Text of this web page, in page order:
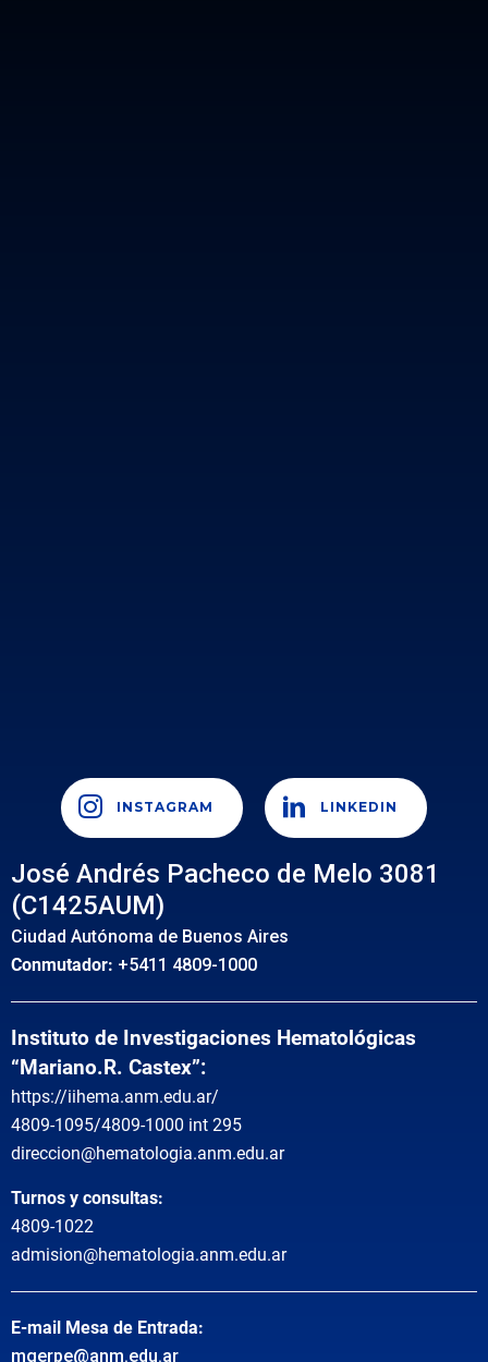
INSTAGRAM LINKEDIN
José Andrés Pacheco de Melo 3081
(C1425AUM)
Ciudad Autónoma de Buenos Aires
Conmutador: +5411 4809-1000
Instituto de Investigaciones Hematológicas
“Mariano.R. Castex”:
https://iihema.anm.edu.ar/
4809-1095/4809-1000 int 295
direccion@hematologia.anm.edu.ar
Turnos y consultas:
4809-1022
admision@hematologia.anm.edu.ar
E-mail Mesa de Entrada:
mgerpe@anm.edu.ar